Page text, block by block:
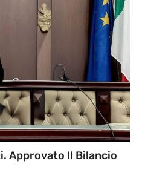
Approvato Il Bilancio